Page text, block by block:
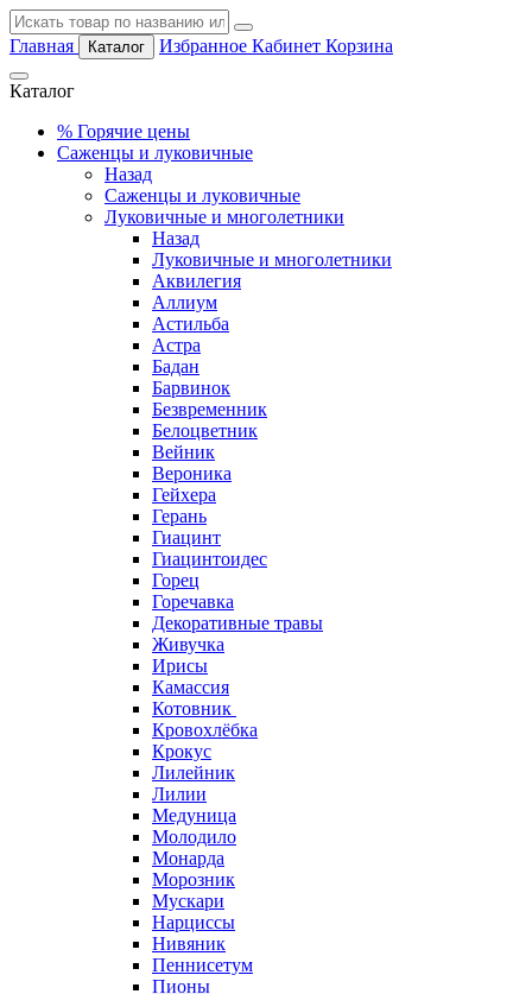
Главная Каталог Избранное Кабинет Корзина
Каталог
% Горячие цены
Саженцы и луковичные
Назад
Саженцы и луковичные
Луковичные и многолетники
Назад
Луковичные и многолетники
Аквилегия
Аллиум
Астильба
Астра
Бадан
Барвинок
Безвременник
Белоцветник
Вейник
Вероника
Гейхера
Герань
Гиацинт
Гиацинтоидес
Горец
Горечавка
Декоративные травы
Живучка
Ирисы
Камассия
Котовник
Кровохлёбка
Крокус
Лилейник
Лилии
Медуница
Молодило
Монарда
Морозник
Мускари
Нарциссы
Нивяник
Пеннисетум
Пионы